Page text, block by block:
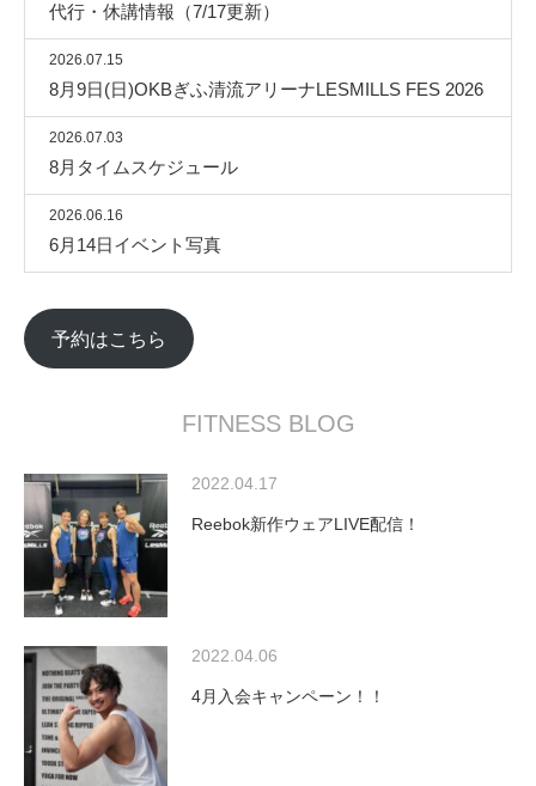
代行・休講情報（7/17更新）
2026.07.15
8月9日(日)OKBぎふ清流アリーナLESMILLS FES 2026
2026.07.03
8月タイムスケジュール
2026.06.16
6月14日イベント写真
予約はこちら
FITNESS BLOG
2022.04.17
Reebok新作ウェアLIVE配信！
2022.04.06
4月入会キャンペーン！！